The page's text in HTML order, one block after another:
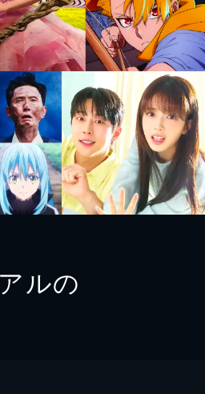
ルの